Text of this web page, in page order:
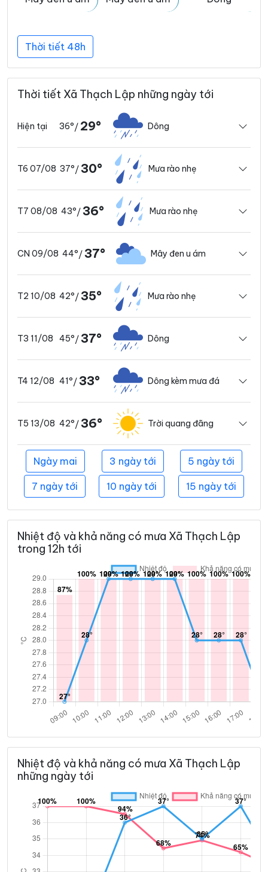
Thời tiết 48h
Thời tiết Xã Thạch Lập những ngày tới
Hiện tại 36°/ 29° Dông
T6 07/08 37°/ 30° Mưa rào nhẹ
T7 08/08 43°/ 36° Mưa rào nhẹ
CN 09/08 44°/ 37° Mây đen u ám
T2 10/08 42°/ 35° Mưa rào nhẹ
T3 11/08 45°/ 37° Dông
T4 12/08 41°/ 33° Dông kèm mưa đá
T5 13/08 42°/ 36° Trời quang đãng
Ngày mai 3 ngày tới 5 ngày tới
7 ngày tới 10 ngày tới 15 ngày tới
Nhiệt độ và khả năng có mưa Xã Thạch Lập
trong 12h tới
Nhiệt độ và khả năng có mưa Xã Thạch Lập
những ngày tới